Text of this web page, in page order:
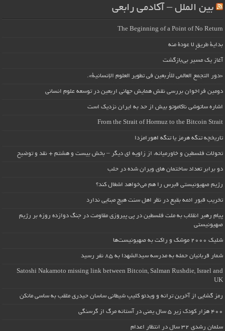
بین الملل – آکادمی رابعی
The Beginning of a Point of No Return
بداية طريقٍ لا عودة منه
آغاز یک مسیر بی‌بازگشت
«دور التجمع العالمي للأربعين في تطوير العلوم الإنسانية».
دومین فراخوان بررسی نقش همایش جهانی اربعین در توسعه علوم انسانی
اشاره ساتوشی ناکاموتو بیش از حد به ایران نزدیک است
From the Strait of Hormuz to the Bitcoin Strait
تاریخچه تنگه هرمز یا تنگه اهورامزدا
تحولات فلسطین و خاورمیانه، از زاویه ای دیگر – بخش بیست و هشتم + نقد و توضیح
دو برابر تعداد ساختمان های ویران شده در حلب
رژیم صهیونیستی قبرس را هم می‌خواهد اشغال کند؟
تخریب قبور ائمه بقیع در نظر اهل سنت هیچ مبنایی ندارد
پیام رهبر انقلاب به ملت فلسطین در پی پیروزی مقاومت در جنگ دوازده روزه بر رژیم
صهیونیستی
شلیک ۲۰۰۰ موشک و راکت به صهیونیست‌ها
شمار قربانیان حمله به مدرسه سیدالشهدا به ۸۵ نفر رسید
Satoshi Nakamoto missing link between Bitcoin, Salman Rushdie, Israel and
UK
رمز گشایی از آخرین ترانه و ویدئو کلیپ شیطانی ساسان حیدری ملقب به ساسی مانکن
۴۰۰ هزار کودک زیر ۵ سال یمنی در آستانه مرگ از گرسنگی
سلمان رشدی ۳۲ سال در انتظار اعدام